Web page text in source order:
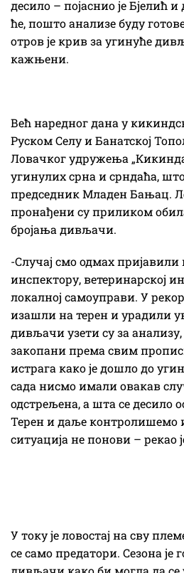
десило – појаснио је Бјелић и
ће, пошто анализе буду
отров је крив за угинуће
кажњени.
Већ наредног дана у
Руском Селу и Банатској
Ловачког удружења
угинулих срна и срндаћа,
председник Младен Бањац.
пронађени су приликом
бројања дивљачи.
-Случај смо одмах
инспектору, ветеринарској
локалној самоуправи. У
изашли на терен и урадили
дивљачи узети су за
закопани према свим
истрага како је дошло до
сада нисмо имали овакав
одстрељена, а шта се десило
Терен и даље контролишемо
ситуација не понови – рекао
У току је ловостај на сву
се само предатори. Сезона је